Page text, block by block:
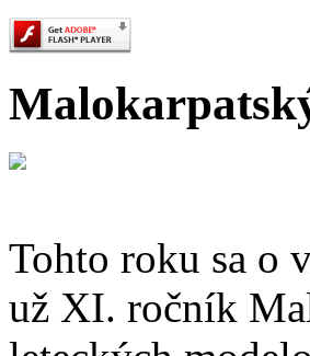
Tohto roku sa o
už XI. ročník